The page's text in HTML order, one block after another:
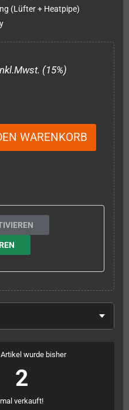
(Lüfter + Heatpipe)
(15%)
WARENKORB
wurde bisher
2
mal verkauft!